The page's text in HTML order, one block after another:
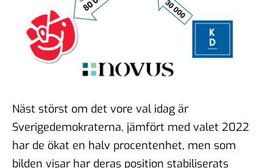
Näst störst om det vore val idag är
Sverigedemokraterna, jämfört med valet 2022
har de ökat en halv procentenhet, men som
bilden visar har deras position stabiliserats